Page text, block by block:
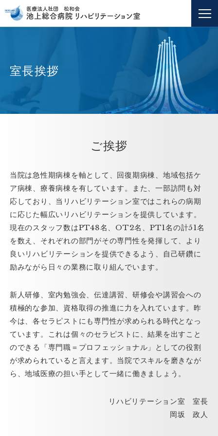
部門紹介
教育体制
福利厚生
FAQ
募集要項
病院ホームページ
室長挨拶
ご挨拶
当院は急性期病棟を軸として、回復期病棟、地域包括ケ
ア病棟、療養病棟を有しています。また、一部訪問も対
応しており、当リハビリテーション室ではこれらの病期
に応じた幅広いリハビリテーションを提供しています。
現在のスタッフ数はPT48名、OT2名、PT1名の計51名
を数え、それぞれの部門がその専門性を発揮して、より
良いリハビリテーションを提供できるよう、自己研鑽に
励みながら日々の業務に取り組んでいます。
新人研修、室内勉強会、伝達講習、研修会や講習会への
積極的な参加、資格取得の推進に力を入れています。昨
今は、各セラピストにも専門性が求められる時代となっ
ています。これは個々のセラピストに、結果を出すこと
のできる「専門職＝プロフェッショナル」としての役割
が求められていると言えます。当院でスキルを磨きなが
ら、地域医療の担い手として一緒に働きましょう。
リハビリテーション室 室長
岡坂 政人